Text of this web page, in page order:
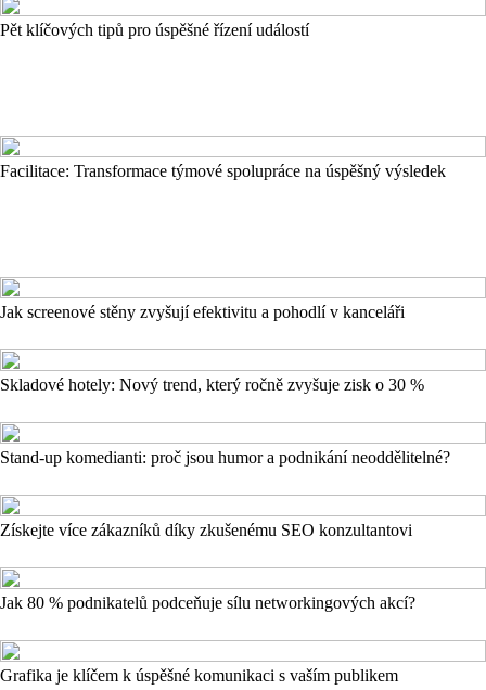
Pět klíčových tipů pro úspěšné řízení událostí
Facilitace: Transformace týmové spolupráce na úspěšný výsledek
Jak screenové stěny zvyšují efektivitu a pohodlí v kanceláři
Skladové hotely: Nový trend, který ročně zvyšuje zisk o 30 %
Stand-up komedianti: proč jsou humor a podnikání neoddělitelné?
Získejte více zákazníků díky zkušenému SEO konzultantovi
Jak 80 % podnikatelů podceňuje sílu networkingových akcí?
Grafika je klíčem k úspěšné komunikaci s vaším publikem